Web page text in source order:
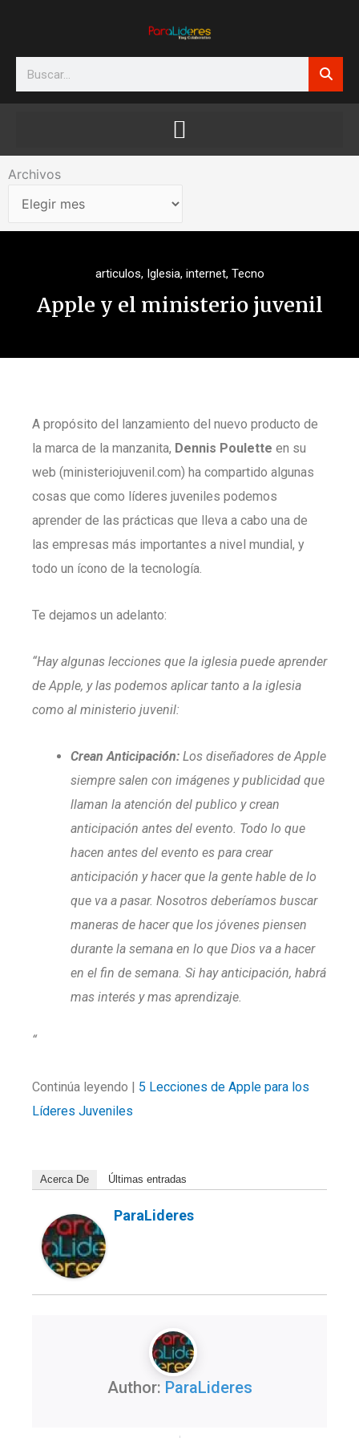
Search
Archivos
Archivos
articulos, Iglesia, internet, Tecno
Apple y el ministerio juvenil
A propósito del lanzamiento del nuevo producto de
la marca de la manzanita, Dennis Poulette en su
web (ministeriojuvenil.com) ha compartido algunas
cosas que como líderes juveniles podemos
aprender de las prácticas que lleva a cabo una de
las empresas más importantes a nivel mundial, y
todo un ícono de la tecnología.
Te dejamos un adelanto:
“Hay algunas lecciones que la iglesia puede aprender
de Apple, y las podemos aplicar tanto a la iglesia
como al ministerio juvenil:
Crean Anticipación: Los diseñadores de Apple
siempre salen con imágenes y publicidad que
llaman la atención del publico y crean
anticipación antes del evento. Todo lo que
hacen antes del evento es para crear
anticipación y hacer que la gente hable de lo
que va a pasar. Nosotros deberíamos buscar
maneras de hacer que los jóvenes piensen
durante la semana en lo que Dios va a hacer
en el fin de semana. Si hay anticipación, habrá
mas interés y mas aprendizaje.
“
Continúa leyendo | 5 Lecciones de Apple para los
Líderes Juveniles
Acerca De Últimas entradas
ParaLideres
Author: ParaLideres